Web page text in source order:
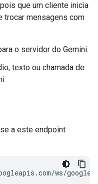
que um cliente inicia
trocar mensagens com
o servidor do Gemini.
texto ou chamada de
a este endpoint